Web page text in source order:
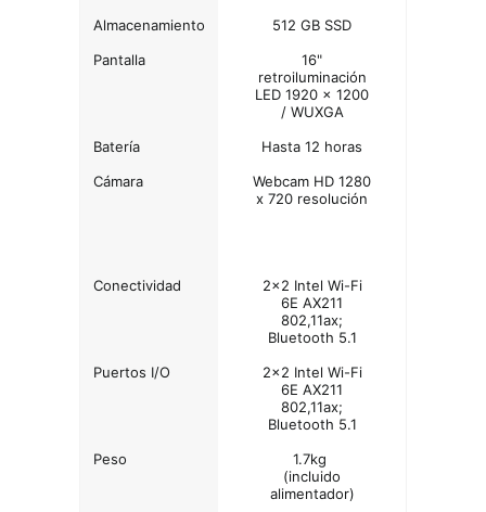
Almacenamiento
Pantalla
Batería
Cámara
Conectividad
Puertos I/O
Peso
512 GB SSD
16"
retroiluminación
LED 1920 x 1200
/ WUXGA
Hasta 12 horas
Webcam HD 1280
x 720 resolución
2x2 Intel Wi-Fi
6E AX211
802,11ax;
Bluetooth 5.1
2x2 Intel Wi-Fi
6E AX211
802,11ax;
Bluetooth 5.1
1.7kg
(incluido
alimentador)